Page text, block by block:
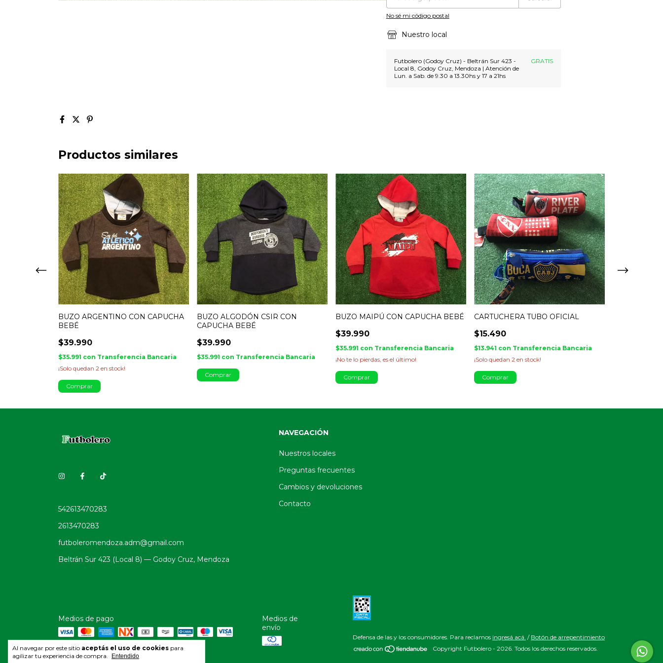
Al navegar por este sitio aceptás el uso de cookies para
agilizar tu experiencia de compra.
Entendido
No sé mi código postal
Nuestro local
Futbolero (Godoy Cruz) - Beltrán Sur 423 -
Local 8, Godoy Cruz, Mendoza | Atención de
Lun. a Sab. de 9.30 a 13.30hs y 17 a 21hs
GRATIS
Productos similares
BUZO ARGENTINO CON CAPUCHA
BEBÉ
$39.990
$35.991 con Transferencia Bancaria
¡Solo quedan 2 en stock!
Comprar
BUZO ALGODÓN CSIR CON
CAPUCHA BEBÉ
$39.990
$35.991 con Transferencia Bancaria
Comprar
BUZO MAIPÚ CON CAPUCHA BEBÉ
$39.990
$35.991 con Transferencia Bancaria
¡No te lo pierdas, es el último!
Comprar
CARTUCHERA TUBO OFICIAL
$15.490
$13.941 con Transferencia Bancaria
¡Solo quedan 2 en stock!
Comprar
542613470283
2613470283
futboleromendoza.adm@gmail.com
Beltrán Sur 423 (Local 8) — Godoy Cruz, Mendoza
NAVEGACIÓN
Nuestros locales
Preguntas frecuentes
Cambios y devoluciones
Contacto
Medios de pago
Medios de
envío
Defensa de las y los consumidores. Para reclamos ingresá acá. / Botón de arrepentimiento
Copyright Futbolero - 2026. Todos los derechos reservados.